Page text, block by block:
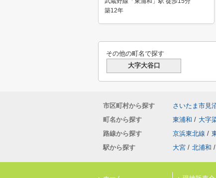
築12年
その他の町名で探す
大字大谷口
市区町村から探す さいたま市見
町名から探す
東浦和 / 大字
路線から探す
京浜東北線 /
駅から探す
大宮 / 北浦和 /